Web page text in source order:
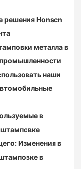
решения Honscn
металла в
наши
в
Изменения в
в